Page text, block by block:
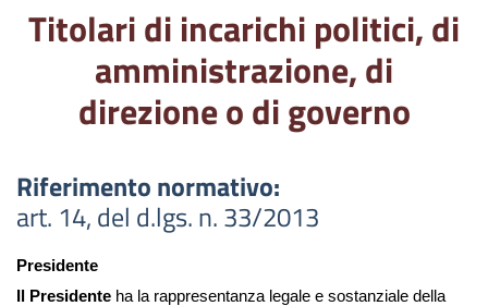
Titolari di incarichi politici, di
amministrazione, di
direzione o di governo
Riferimento normativo:
art. 14, del d.lgs. n. 33/2013
Presidente
Il Presidente ha la rappresentanza legale e sostanziale della